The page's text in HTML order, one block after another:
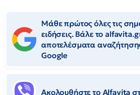
Μάθε πρώτος όλες τις
ειδήσεις. Βάλε το
αποτελέσματα
Google
Ακολουθήστε το Αlfavita